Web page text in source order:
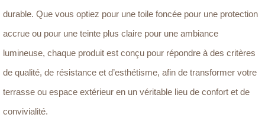
durable. Que vous optiez pour une toile foncée pour une protection
accrue ou pour une teinte plus claire pour une ambiance
lumineuse, chaque produit est conçu pour répondre à des critères
de qualité, de résistance et d’esthétisme, afin de transformer votre
terrasse ou espace extérieur en un véritable lieu de confort et de
convivialité.